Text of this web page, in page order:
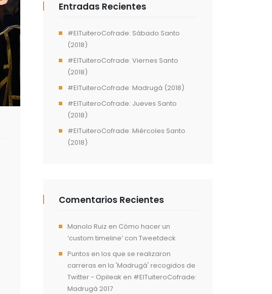
Entradas Recientes
#ElTuiteroCofrade: Sábado Santo
(2018)
#ElTuiteroCofrade: Viernes Santo
(2018)
#ElTuiteroCofrade: Madrugá (2018)
#ElTuiteroCofrade: Jueves Santo
(2018)
#ElTuiteroCofrade: Miércoles Santo
(2018)
Comentarios Recientes
Manolo Ruiz en Cómo hacer un
‘custom timeline’ con Tweetdeck
Puntos en los que se realizaron
carreras en la 'Madrugá' recogidos de
Twitter - Opileak en #ElTuiteroCofrade:
Madrugá 2017